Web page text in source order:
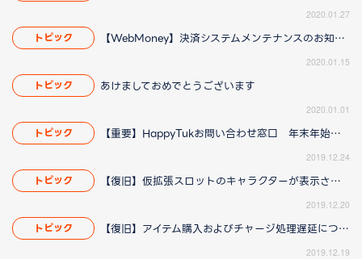
2020.01.27
トピック 【WebMoney】決済システムメンテナンスのお知らせ
2020.01.15
トピック あけましておめでとうございます
2020.01.01
トピック 【重要】HappyTukお問い合わせ窓口 年末年始の営業についてのお知らせ
2019.12.24
トピック 【復旧】仮拡張スロットのキャラクターが表示されない問題に関して（2019/12/20 17:38更新）
2019.12.20
トピック 【復旧】アイテム購入およびチャージ処理遅延について
2019.12.19